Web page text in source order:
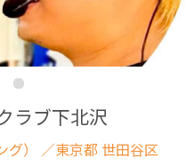
ラブ下北沢
） ／東京都 世田谷区